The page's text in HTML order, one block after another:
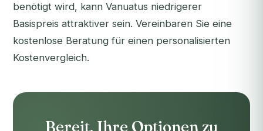
benötigt wird, kann Vanuatus niedrigerer
Basispreis attraktiver sein. Vereinbaren Sie eine
kostenlose Beratung für einen personalisierten
Kostenvergleich.
Bereit, Ihre Optionen zu